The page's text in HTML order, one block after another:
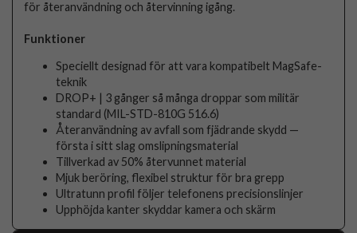
för återanvändning och återvinning igång.
Funktioner
Speciellt designad för att vara kompatibelt MagSafe-
teknik
DROP+ | 3 gånger så många droppar som militär
standard (MIL-STD-810G 516.6)
Återanvändning av avfall som fjädrande skydd —
första i sitt slag omslipningsmaterial
Tillverkad av 50% återvunnet material
Mjuk beröring, flexibel struktur för bra grepp
Ultratunn profil följer telefonens precisionslinjer
Upphöjda kanter skyddar kamera och skärm